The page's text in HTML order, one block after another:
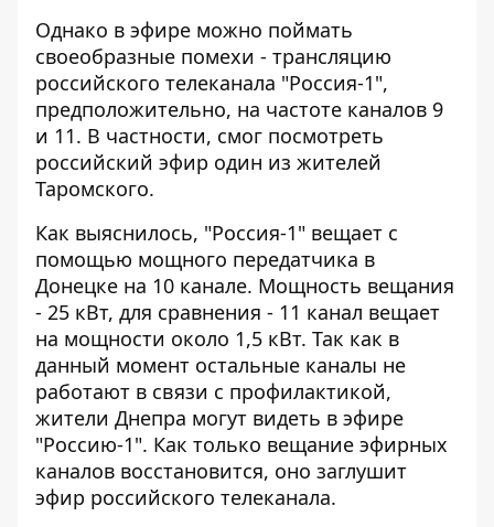
Однако в эфире можно поймать
своеобразные помехи - трансляцию
российского телеканала "Россия-1",
предположительно, на частоте каналов 9
и 11. В частности, смог посмотреть
российский эфир один из жителей
Таромского.
Как выяснилось, "Россия-1" вещает с
помощью мощного передатчика в
Донецке на 10 канале. Мощность вещания
- 25 кВт, для сравнения - 11 канал вещает
на мощности около 1,5 кВт. Так как в
данный момент остальные каналы не
работают в связи с профилактикой,
жители Днепра могут видеть в эфире
"Россию-1". Как только вещание эфирных
каналов восстановится, оно заглушит
эфир российского телеканала.